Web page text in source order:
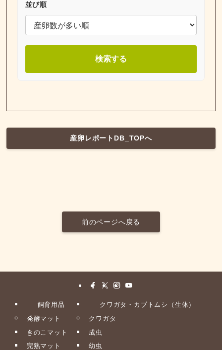
並び順
検索する
産卵レポートDB_TOPへ
前のページへ戻る
飼育用品
発酵マット
きのこマット
完熟マット
クワガタ・カブトムシ（生体）
クワガタ
成虫
幼虫